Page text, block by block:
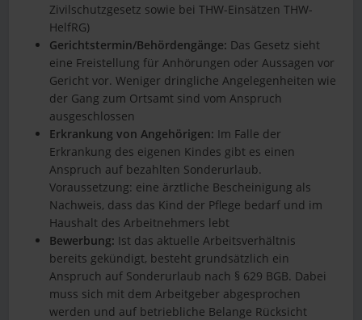
Zivilschutzgesetz sowie bei THW-Einsätzen THW-
HelfRG)
Gerichtstermin/Behördengänge: Das Gesetz sieht
eine Freistellung für Anhörungen oder Aussagen vor
Gericht vor. Weniger dringliche Angelegenheiten wie
der Gang zum Ortsamt sind vom Anspruch
ausgeschlossen
Erkrankung von Angehörigen: Im Falle der
Erkrankung des eigenen Kindes gibt es einen
Anspruch auf bezahlten Sonderurlaub.
Voraussetzung: eine ärztliche Bescheinigung als
Nachweis, dass das Kind der Pflege bedarf und im
Haushalt des Arbeitnehmers lebt
Bewerbung: Ist das aktuelle Arbeitsverhältnis
bereits gekündigt, besteht grundsätzlich ein
Anspruch auf Sonderurlaub nach § 629 BGB. Dabei
muss sich mit dem Arbeitgeber abgesprochen
werden und auf betriebliche Belange Rücksicht